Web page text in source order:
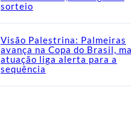
sorteio
Visão Palestrina: Palmeiras
avança na Copa do Brasil,
atuação liga alerta para a
sequência